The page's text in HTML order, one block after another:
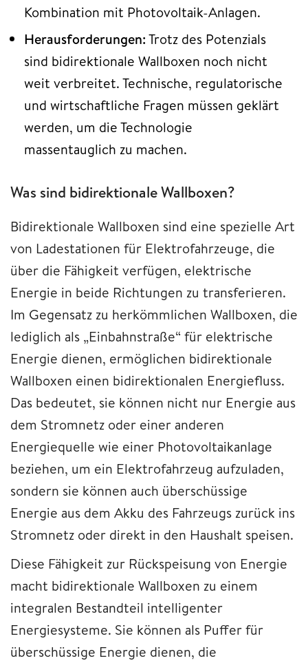
Kombination mit Photovoltaik-Anlagen.
Herausforderungen:Trotz des Potenzials
sind bidirektionale Wallboxen noch nicht
weit verbreitet. Technische, regulatorische
und wirtschaftliche Fragen müssen geklärt
werden, um die Technologie
massentauglich zu machen.
Was sind bidirektionale Wallboxen?
Bidirektionale Wallboxen sind eine spezielle Art
von Ladestationen für Elektrofahrzeuge, die
über die Fähigkeit verfügen, elektrische
Energie in beide Richtungen zu transferieren.
Im Gegensatz zu herkömmlichen Wallboxen, die
lediglich als „Einbahnstraße“ für elektrische
Energie dienen, ermöglichen bidirektionale
Wallboxen einen bidirektionalen Energiefluss.
Das bedeutet, sie können nicht nur Energie aus
dem Stromnetz oder einer anderen
Energiequelle wie einer Photovoltaikanlage
beziehen, um ein Elektrofahrzeug aufzuladen,
sondern sie können auch überschüssige
Energie aus dem Akku des Fahrzeugs zurück ins
Stromnetz oder direkt in den Haushalt speisen.
Diese Fähigkeit zur Rückspeisung von Energie
macht bidirektionale Wallboxen zu einem
integralen Bestandteil intelligenter
Energiesysteme. Sie können als Puffer für
überschüssige Energie dienen, die